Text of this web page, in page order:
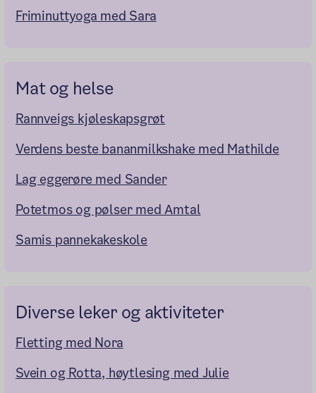
Friminuttyoga med Sara
Mat og helse
Rannveigs kjøleskapsgrøt
Verdens beste bananmilkshake med Mathilde
Lag eggerøre med Sander
Potetmos og pølser med Amtal
Samis pannekakeskole
Diverse leker og aktiviteter
Fletting med Nora
Svein og Rotta, høytlesing med Julie